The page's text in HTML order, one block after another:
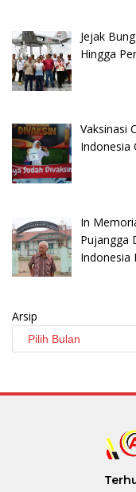
Jejak
Hingga
Vaksinasi
Indonesia
In
Pujangga
Indonesia
Arsip